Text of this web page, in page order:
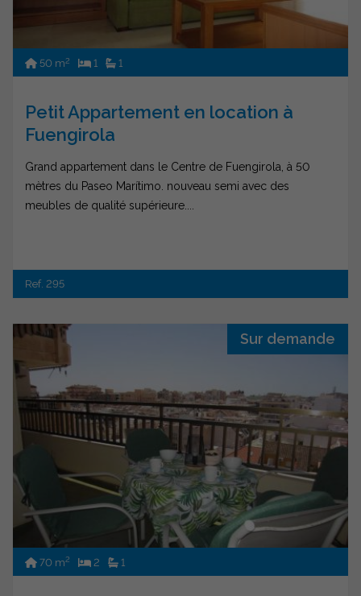
50 m2 1 1
Petit Appartement en location à
Fuengirola
Grand appartement dans le Centre de Fuengirola, à 50
mètres du Paseo Marítimo. nouveau semi avec des
meubles de qualité supérieure....
Ref. 295
Sur demande
70 m2 2 1